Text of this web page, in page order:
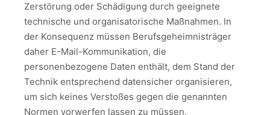
Zerstörung oder Schädigung durch geeignete
technische und organisatorische Maßnahmen. In
der Konsequenz müssen Berufsgeheimnisträger
daher E-Mail-Kommunikation, die
personenbezogene Daten enthält, dem Stand der
Technik entsprechend datensicher organisieren,
um sich keines Verstoßes gegen die genannten
Normen vorwerfen lassen zu müssen.